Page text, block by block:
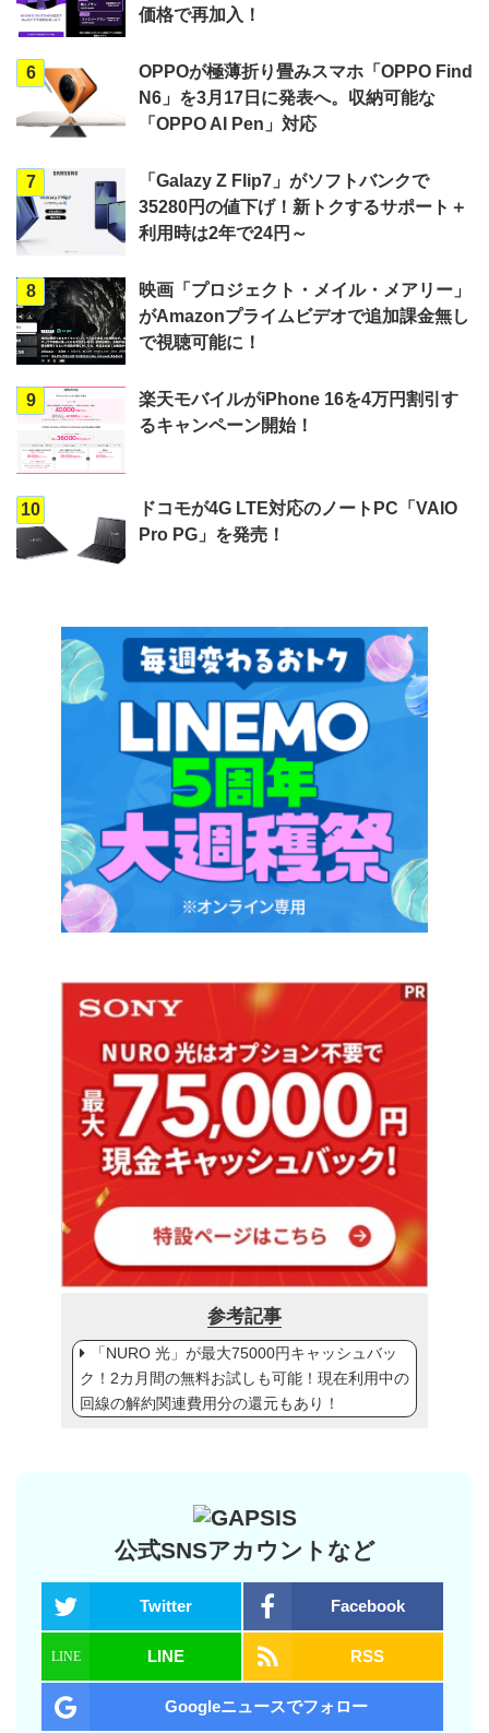
価格で再加入！
6
OPPOが極薄折り畳みスマホ「OPPO Find
N6」を3月17日に発表へ。収納可能な
「OPPO AI Pen」対応
7
「Galazy Z Flip7」がソフトバンクで
35280円の値下げ！新トクするサポート＋
利用時は2年で24円～
8
映画「プロジェクト・メイル・メアリー」
がAmazonプライムビデオで追加課金無し
で視聴可能に！
9
楽天モバイルがiPhone 16を4万円割引す
るキャンペーン開始！
10
ドコモが4G LTE対応のノートPC「VAIO
Pro PG」を発売！
参考記事
「NURO 光」が最大75000円キャッシュバッ
ク！2カ月間の無料お試しも可能！現在利用中の
回線の解約関連費用分の還元もあり！
公式SNSアカウントなど
Twitter Facebook
LINE RSS
Googleニュースでフォロー